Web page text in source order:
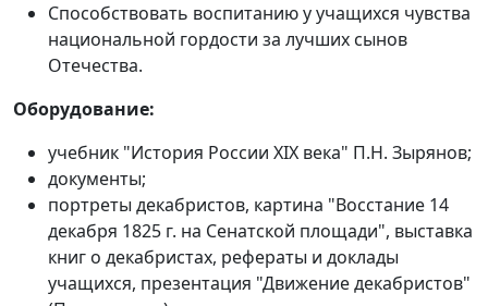
Способствовать воспитанию у учащихся чувства
национальной гордости за лучших сынов
Отечества.
Оборудование:
учебник "История России XIX века" П.Н. Зырянов;
документы;
портреты декабристов, картина "Восстание 14
декабря 1825 г. на Сенатской площади", выставка
книг о декабристах, рефераты и доклады
учащихся, презентация "Движение декабристов"